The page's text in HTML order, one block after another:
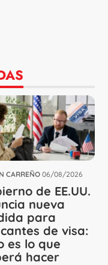
CARREÑO06/08/2026
de EE.UU.
nueva
para
de visa:
es lo que
hacer